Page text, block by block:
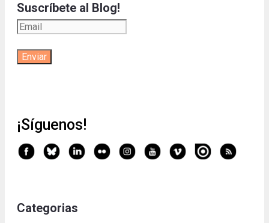
Suscríbete al Blog!
¡Síguenos!
Categorias